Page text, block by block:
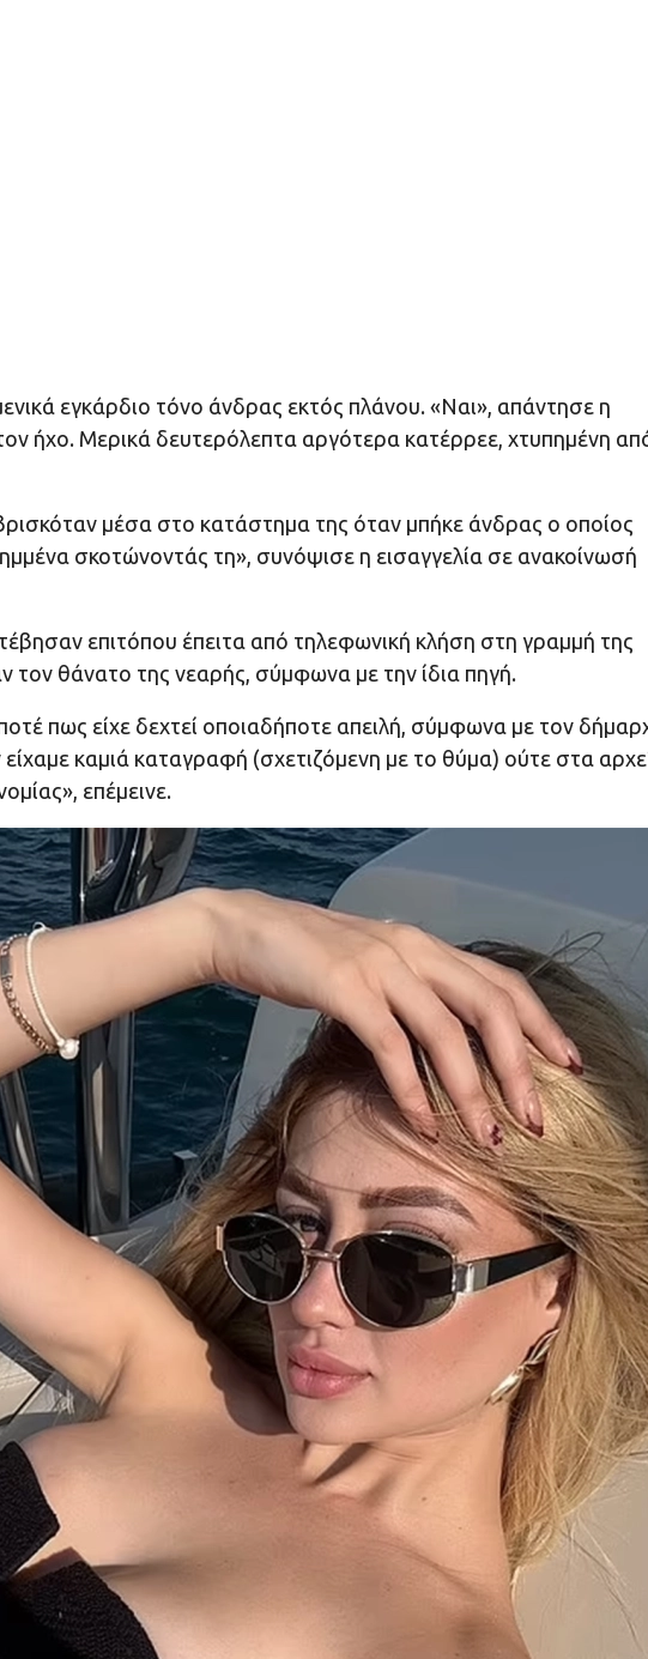
εγκάρδιο τόνο άνδρας εκτός πλάνου. «Ναι», απάντησε η
ήχο. Μερικά δευτερόλεπτα αργότερα κατέρρεε, χτυπημένη
μέσα στο κατάστημα της όταν μπήκε άνδρας ο οποίος
σκοτώνοντάς τη», συνόψισε η εισαγγελία σε ανακοίνωσή
επιτόπου έπειτα από τηλεφωνική κλήση στη γραμμή της
θάνατο της νεαρής, σύμφωνα με την ίδια πηγή.
πως είχε δεχτεί οποιαδήποτε απειλή, σύμφωνα με τον
καμιά καταγραφή (σχετιζόμενη με το θύμα) ούτε στα
επέμεινε.